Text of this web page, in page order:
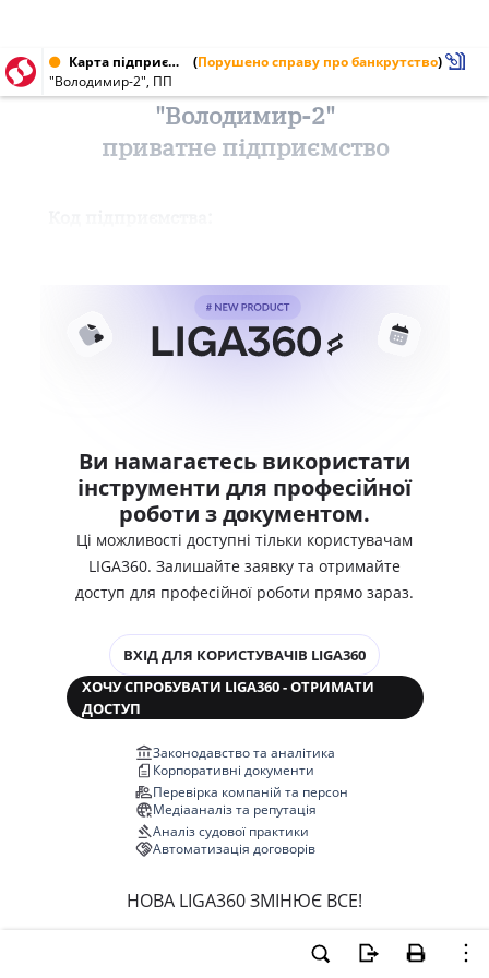
Карта підприємства від 26.01.2000 № 25128741 (Порушено справу про банкрутство)
"Володимир-2", ПП
"Володимир-2"
приватне підприємство
Ви намагаєтесь використати
інструменти для професійної
роботи з документом.
Ці можливості доступні тільки користувачам
LIGA360. Залишайте заявку та отримайте
доступ для професійної роботи прямо зараз.
ВХІД ДЛЯ КОРИСТУВАЧІВ LIGA360
ХОЧУ СПРОБУВАТИ LIGA360 - ОТРИМАТИ
ДОСТУП
Законодавство та аналітика
Корпоративні документи
Перевірка компаній та персон
Медіааналіз та репутація
Аналіз судової практики
Автоматизація договорів
НОВА LIGA360 ЗМІНЮЄ ВСЕ!